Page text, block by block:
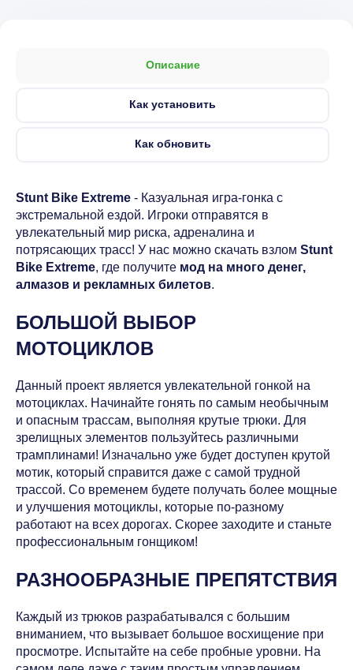
Описание
Как установить
Как обновить
Stunt Bike Extreme - Казуальная игра-гонка с
экстремальной ездой. Игроки отправятся в
увлекательный мир риска, адреналина и
потрясающих трасс! У нас можно скачать взлом Stunt
Bike Extreme, где получите мод на много денег,
алмазов и рекламных билетов.
БОЛЬШОЙ ВЫБОР
МОТОЦИКЛОВ
Данный проект является увлекательной гонкой на
мотоциклах. Начинайте гонять по самым необычным
и опасным трассам, выполняя крутые трюки. Для
зрелищных элементов пользуйтесь различными
трамплинами! Изначально уже будет доступен крутой
мотик, который справится даже с самой трудной
трассой. Со временем будете получать более мощные
и улучшения мотоциклы, которые по-разному
работают на всех дорогах. Скорее заходите и станьте
профессиональным гонщиком!
РАЗНООБРАЗНЫЕ ПРЕПЯТСТВИЯ
Каждый из трюков разрабатывался с большим
вниманием, что вызывает большое восхищение при
просмотре. Испытайте на себе пробные уровни. На